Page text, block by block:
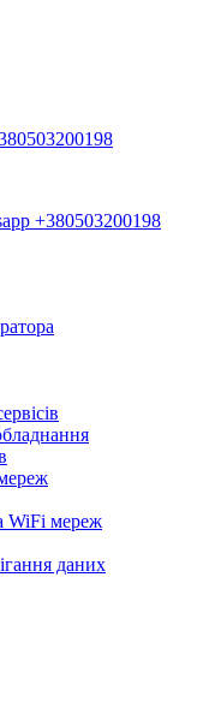
+380503200198
WiFi мереж
даних